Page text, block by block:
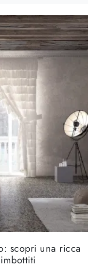
scopri una ricca